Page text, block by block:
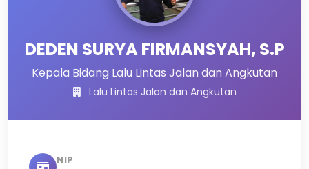
DEDEN SURYA FIRMANSYAH, S.P
Kepala Bidang Lalu Lintas Jalan dan Angkutan
Lalu Lintas Jalan dan Angkutan
NIP